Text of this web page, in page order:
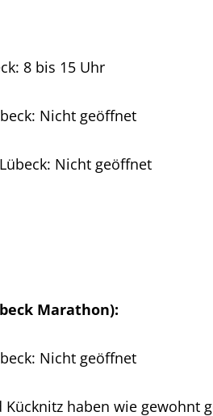
8 bis 15 Uhr
Nicht geöffnet
Nicht geöffnet
Marathon):
Nicht geöffnet
haben wie gewohnt